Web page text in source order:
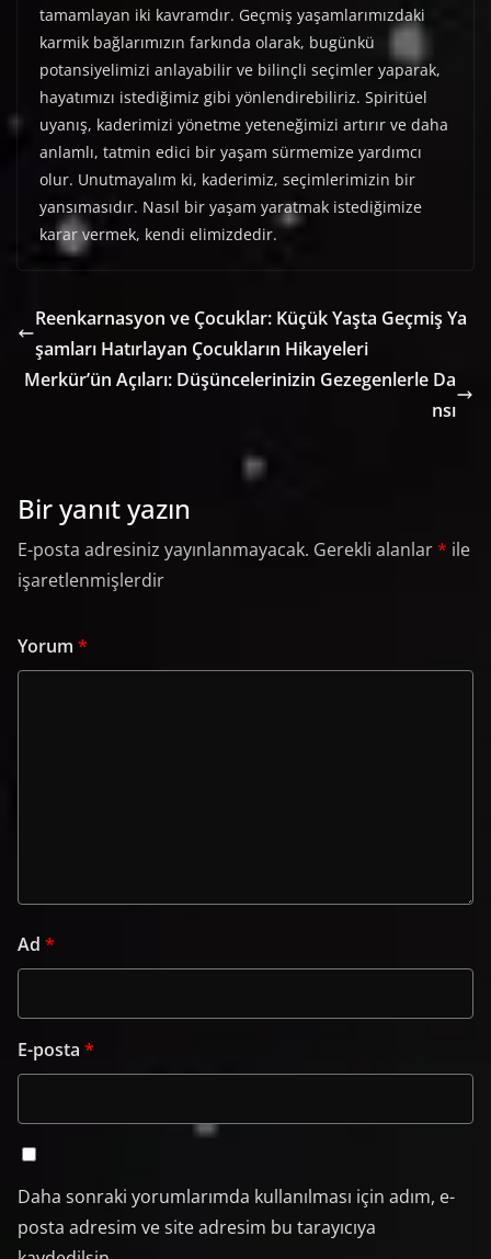
tamamlayan iki kavramdır. Geçmiş yaşamlarımızdaki
karmik bağlarımızın farkında olarak, bugünkü
potansiyelimizi anlayabilir ve bilinçli seçimler yaparak,
hayatımızı istediğimiz gibi yönlendirebiliriz. Spiritüel
uyanış, kaderimizi yönetme yeteneğimizi artırır ve daha
anlamlı, tatmin edici bir yaşam sürmemize yardımcı
olur. Unutmayalım ki, kaderimiz, seçimlerimizin bir
yansımasıdır. Nasıl bir yaşam yaratmak istediğimize
karar vermek, kendi elimizdedir.
Reenkarnasyon ve Çocuklar: Küçük Yaşta Geçmiş Ya
şamları Hatırlayan Çocukların Hikayeleri
Merkür’ün Açıları: Düşüncelerinizin Gezegenlerle Da
nsı
Bir yanıt yazın
E-posta adresiniz yayınlanmayacak. Gerekli alanlar* ile
işaretlenmişlerdir
Yorum *
Ad *
E-posta *
Daha sonraki yorumlarımda kullanılması için adım, e-
posta adresim ve site adresim bu tarayıcıya